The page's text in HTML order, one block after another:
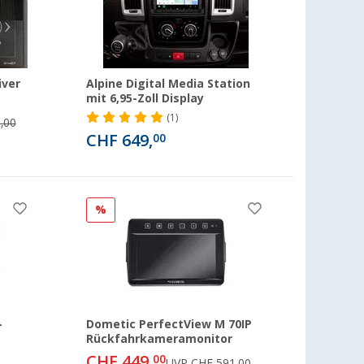
Alpine Digital Media Station
mit 6,95-Zoll Display
(1)
CHF 649,00
%
Dometic PerfectView M 70IP
Rückfahrkameramonitor
00